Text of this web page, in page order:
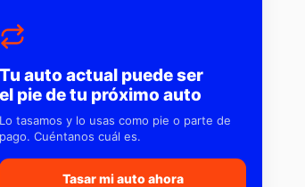
Tu auto actual puede ser
el pie de tu próximo auto
Lo tasamos y lo usas como pie o parte de